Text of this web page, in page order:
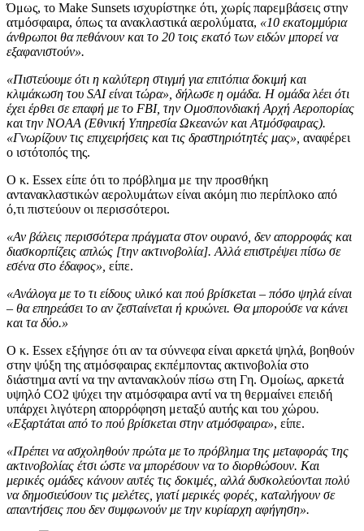
Όμως, το Make Sunsets ισχυρίστηκε ότι, χωρίς παρεμβάσεις στην
ατμόσφαιρα, όπως τα ανακλαστικά αερολύματα, «10 εκατομμύρια
άνθρωποι θα πεθάνουν και το 20 τοις εκατό των ειδών μπορεί να
εξαφανιστούν».
«Πιστεύουμε ότι η καλύτερη στιγμή για επιτόπια δοκιμή και
κλιμάκωση του SAI είναι τώρα», δήλωσε η ομάδα. Η ομάδα λέει ότι
έχει έρθει σε επαφή με το FBI, την Ομοσπονδιακή Αρχή Αεροπορίας
και την NOAA (Εθνική Υπηρεσία Ωκεανών και Ατμόσφαιρας).
«Γνωρίζουν τις επιχειρήσεις και τις δραστηριότητές μας», αναφέρει
ο ιστότοπός της.
Ο κ. Essex είπε ότι το πρόβλημα με την προσθήκη
αντανακλαστικών αερολυμάτων είναι ακόμη πιο περίπλοκο από
ό,τι πιστεύουν οι περισσότεροι.
«Αν βάλεις περισσότερα πράγματα στον ουρανό, δεν απορροφάς και
διασκορπίζεις απλώς [την ακτινοβολία]. Αλλά επιστρέψει πίσω σε
εσένα στο έδαφος», είπε.
«Ανάλογα με το τι είδους υλικό και πού βρίσκεται – πόσο ψηλά είναι
– θα επηρεάσει το αν ζεσταίνεται ή κρυώνει. Θα μπορούσε να κάνει
και τα δύο.»
Ο κ. Essex εξήγησε ότι αν τα σύννεφα είναι αρκετά ψηλά, βοηθούν
στην ψύξη της ατμόσφαιρας εκπέμποντας ακτινοβολία στο
διάστημα αντί να την αντανακλούν πίσω στη Γη. Ομοίως, αρκετά
υψηλό CO2 ψύχει την ατμόσφαιρα αντί να τη θερμαίνει επειδή
υπάρχει λιγότερη απορρόφηση μεταξύ αυτής και του χώρου.
«Εξαρτάται από το πού βρίσκεται στην ατμόσφαιρα», είπε.
«Πρέπει να ασχοληθούν πρώτα με το πρόβλημα της μεταφοράς της
ακτινοβολίας έτσι ώστε να μπορέσουν να το διορθώσουν. Και
μερικές ομάδες κάνουν αυτές τις δοκιμές, αλλά δυσκολεύονται πολύ
να δημοσιεύσουν τις μελέτες, γιατί μερικές φορές, καταλήγουν σε
απαντήσεις που δεν συμφωνούν με την κυρίαρχη αφήγηση».